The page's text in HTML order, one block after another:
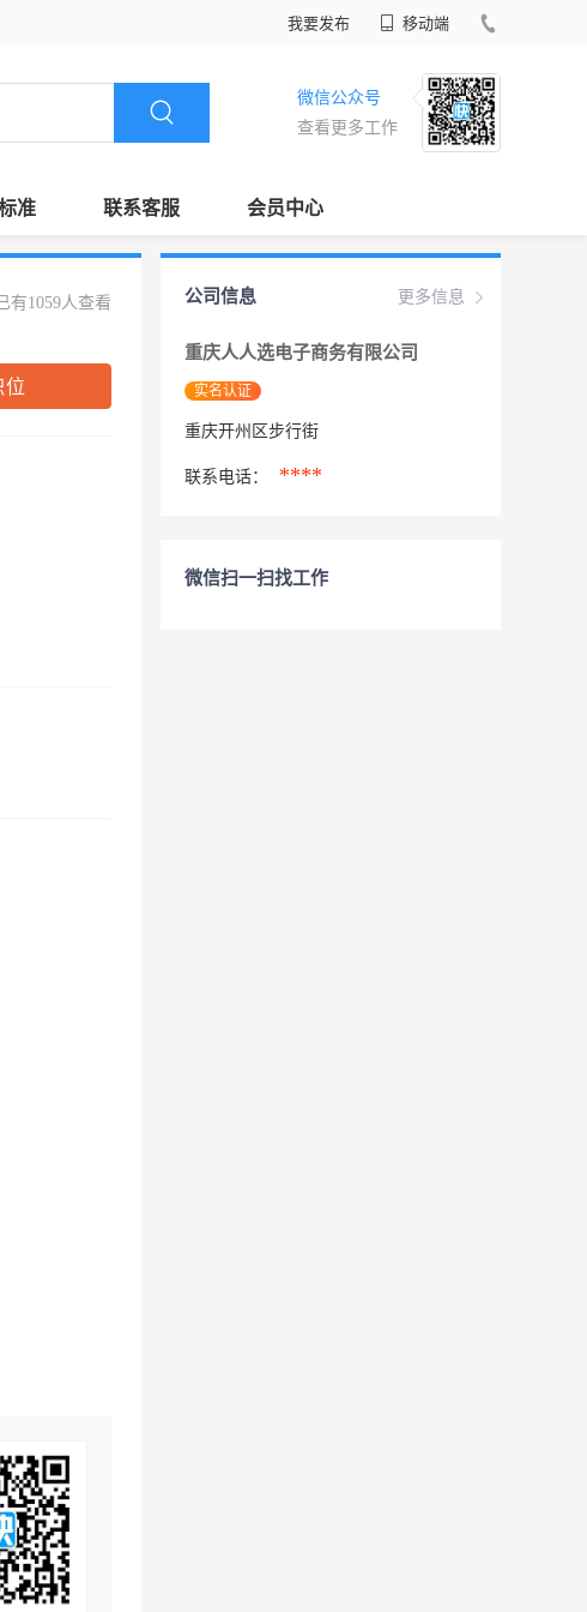
我要发布 移动端
微信公众号
查看更多工作
准 联系客服 会员中心
有1059人查看
位
更多信息
公司信息
重庆人人选电子商务有限公司
实名认证
重庆开州区步行街
联系电话： ****
微信扫一扫找工作